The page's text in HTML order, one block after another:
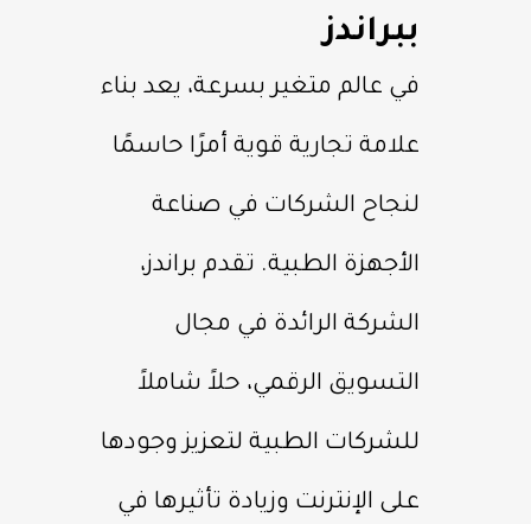
ببراندز
في عالم متغير بسرعة، يعد بناء
علامة تجارية قوية أمرًا حاسمًا
لنجاح الشركات في صناعة
الأجهزة الطبية. تقدم براندز،
الشركة الرائدة في مجال
التسويق الرقمي، حلاً شاملاً
للشركات الطبية لتعزيز وجودها
على الإنترنت وزيادة تأثيرها في